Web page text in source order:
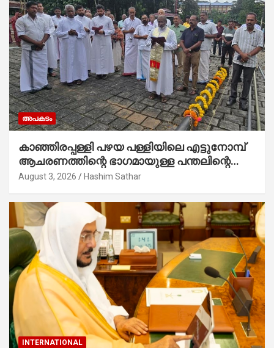
അപകടം
കാഞ്ഞിരപ്പള്ളി പഴയ പള്ളിയിലെ എട്ടുനോമ്പ്
ആചരണത്തിന്റെ ഭാഗമായുള്ള പന്തലിന്റെ
കാൽനാട്ട് കർമ്മം ആർച്ച് പ്രീസ്റ്റ് വെരി.
August 3, 2026 Hashim Sathar
INTERNATIONAL